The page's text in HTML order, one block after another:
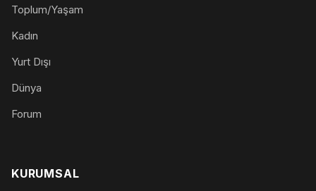
Toplum/Yaşam
Kadın
Yurt Dışı
Dünya
Forum
KURUMSAL